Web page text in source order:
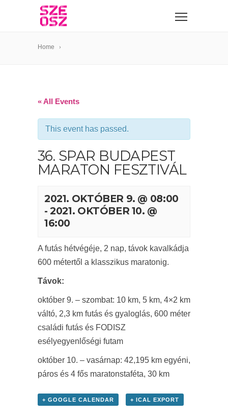
Home
« All Events
This event has passed.
36. SPAR BUDAPEST
MARATON FESZTIVÁL
2021. OKTÓBER 9. @ 08:00
-2021. OKTÓBER 10. @
16:00
A futás hétvégéje, 2 nap, távok kavalkádja
600 métertől a klasszikus maratonig.
Távok:
október 9. – szombat: 10 km, 5 km, 4×2 km
váltó, 2,3 km futás és gyaloglás, 600 méter
családi futás és FODISZ
esélyegyenlőségi futam
október 10. – vasárnap: 42,195 km egyéni,
páros és 4 fős maratonstaféta, 30 km
+ GOOGLE CALENDAR + ICAL EXPORT